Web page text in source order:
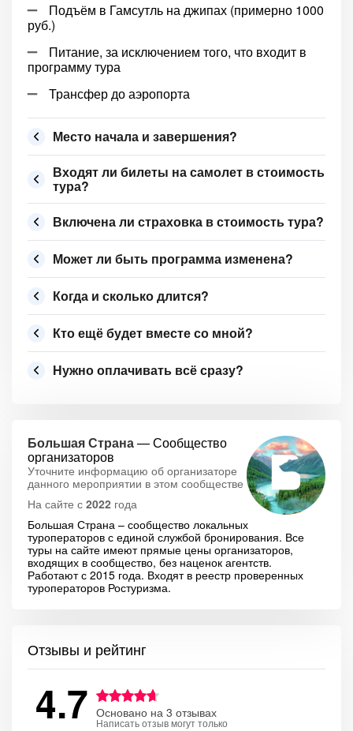
Подъём в Гамсутль на джипах (примерно 1000
руб.)
Питание, за исключением того, что входит в
программу тура
Трансфер до аэропорта
Место начала и завершения?
Входят ли билеты на самолет в стоимость
тура?
Включена ли страховка в стоимость тура?
Может ли быть программа изменена?
Когда и сколько длится?
Кто ещё будет вместе со мной?
Нужно оплачивать всё сразу?
Большая Страна— Сообщество
организаторов
Уточните информацию об организаторе
данного мероприятии в этом сообществе
На сайте с 2022 года
Большая Страна – сообщество локальных
туроператоров с единой службой бронирования. Все
туры на сайте имеют прямые цены организаторов,
входящих в сообщество, без наценок агентств.
Работают с 2015 года. Входят в реестр проверенных
туроператоров Ростуризма.
Отзывы и рейтинг
4.7 Основано на 3 отзывах
Написать отзыв могут только